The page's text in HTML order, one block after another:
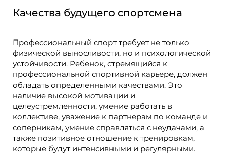
Качества будущего спортсмена
Профессиональный спорт требует не только
физической выносливости, но и психологической
устойчивости. Ребенок, стремящийся к
профессиональной спортивной карьере, должен
обладать определенными качествами. Это
наличие высокой мотивации и
целеустремленности, умение работать в
коллективе, уважение к партнерам по команде и
соперникам, умение справляться с неудачами, а
также позитивное отношение к тренировкам,
которые будут интенсивными и регулярными.